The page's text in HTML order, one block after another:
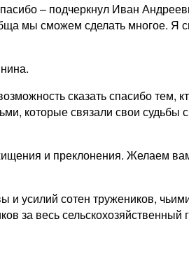
– подчеркнул Иван
мы сможем сделать многое. Я
сказать спасибо тем,
которые связали свои судьбы
и преклонения. Желаем
сотен тружеников,
за весь сельскохозяйственный